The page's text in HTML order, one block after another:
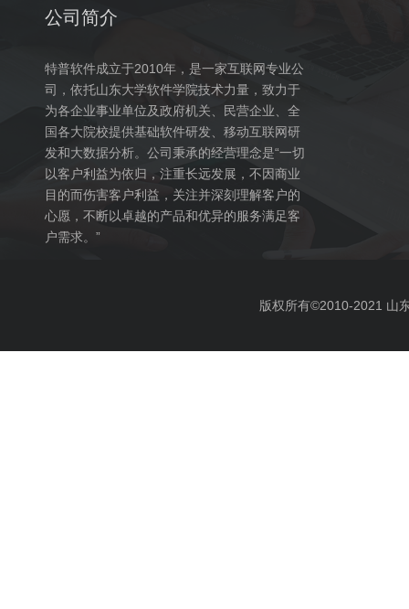
公司简介
特普软件成立于2010年，是一家互联网专业公
司，依托山东大学软件学院技术力量，致力于
为各企业事业单位及政府机关、民营企业、全
国各大院校提供基础软件研发、移动互联网研
发和大数据分析。公司秉承的经营理念是“一切
以客户利益为依归，注重长远发展，不因商业
目的而伤害客户利益，关注并深刻理解客户的
心愿，不断以卓越的产品和优异的服务满足客
户需求。”
版权所有©2010-2021 山